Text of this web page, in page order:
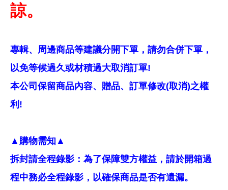
諒。
專輯、周邊商品等建議分開下單，請勿合併下單，
以免等候過久或材積過大取消訂單!
本公司保留商品內容、贈品、訂單修改(取消)之權
利!
▲購物需知▲
拆封請全程錄影：為了保障雙方權益，請於開箱過
程中務必全程錄影，以確保商品是否有遺漏。